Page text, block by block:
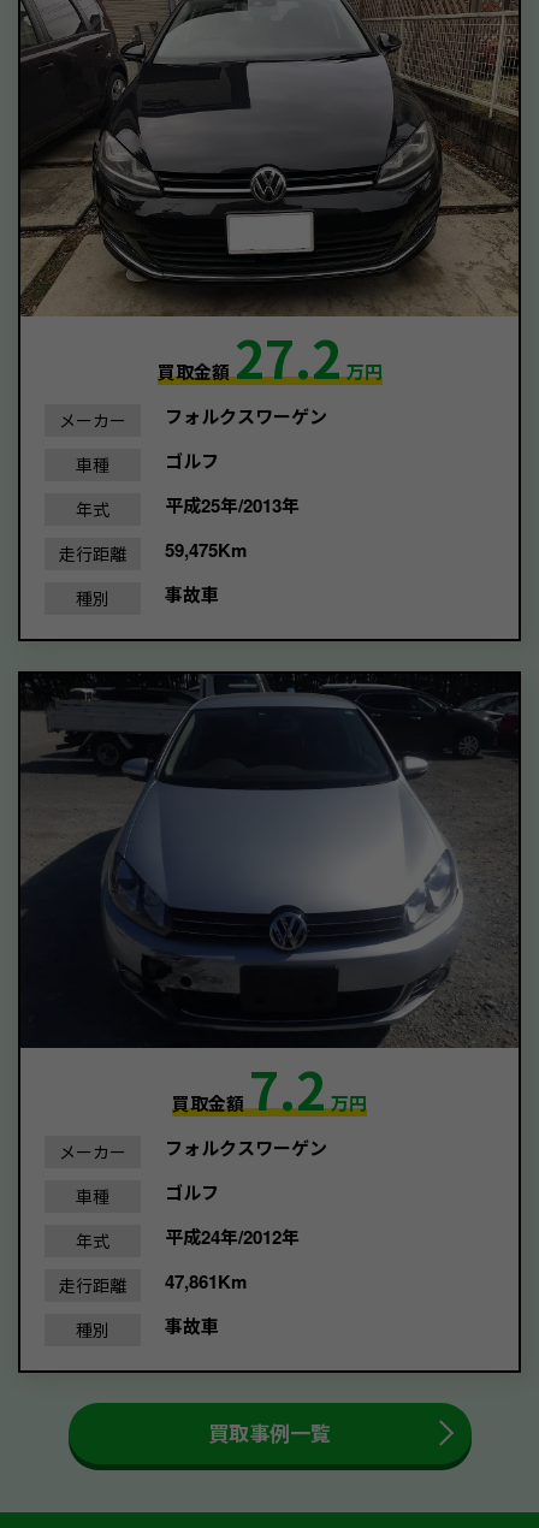
買取金額27.2万円
メーカー フォルクスワーゲン
車種 ゴルフ
年式 平成25年/2013年
走行距離 59,475Km
種別 事故車
買取金額7.2万円
メーカー フォルクスワーゲン
車種 ゴルフ
年式 平成24年/2012年
走行距離 47,861Km
種別 事故車
買取事例一覧